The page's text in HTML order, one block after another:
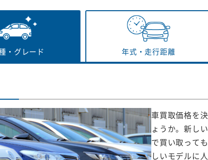
・ グレード 年式・ 走行距離
車買取価格を
ょうか。新し
で買い取って
しいモデルに